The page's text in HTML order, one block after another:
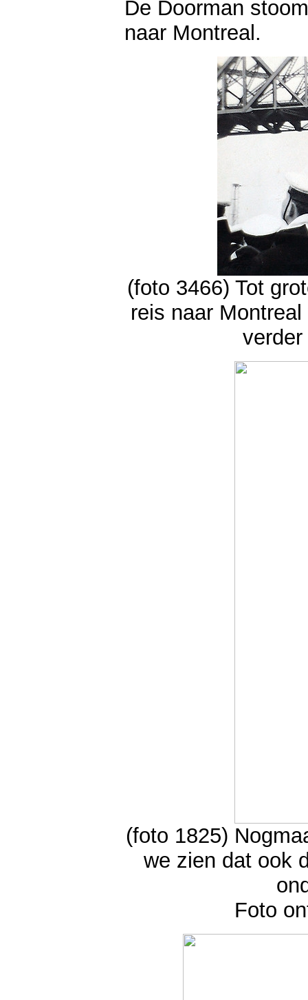
De Doorman
naar Montreal.
(foto 3466) Tot
reis naar
(foto 1825)
we zien dat ook
Foto